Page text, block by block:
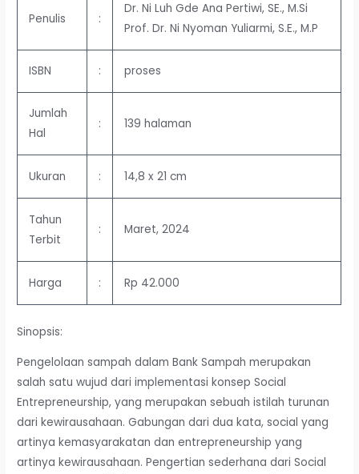
Penulis :
Dr. Ni Luh Gde Ana Pertiwi, SE., M.Si
Prof. Dr. Ni Nyoman Yuliarmi, S.E., M.P
ISBN : proses
Jumlah
Hal
: 139 halaman
Ukuran : 14,8 x 21 cm
Tahun
Terbit
: Maret, 2024
Harga : Rp 42.000
Sinopsis:
Pengelolaan sampah dalam Bank Sampah merupakan
salah satu wujud dari implementasi konsep Social
Entrepreneurship, yang merupakan sebuah istilah turunan
dari kewirausahaan. Gabungan dari dua kata, social yang
artinya kemasyarakatan dan entrepreneurship yang
artinya kewirausahaan. Pengertian sederhana dari Social